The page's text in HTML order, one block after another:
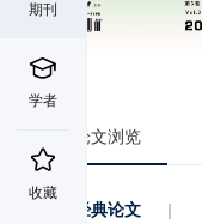
期刊
学者
收藏
论文浏览
经典论文 |